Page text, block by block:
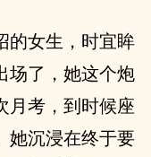
的女生，时宜眸
场了，她这个炮
月考，到时候座
她沉浸在终于要